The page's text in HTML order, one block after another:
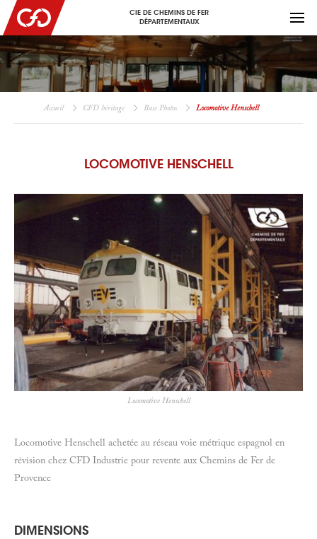
CIE DE CHEMINS DE FER
DÉPARTEMENTAUX
Accueil CFD héritage Base Photos Locomotive Henschell
LOCOMOTIVE HENSCHELL
Locomotive Henschell achetée au réseau voie métrique espagnol en
révision chez CFD Industrie pour revente aux Chemins de Fer de
Provence
DIMENSIONS
Locomotive Henschell